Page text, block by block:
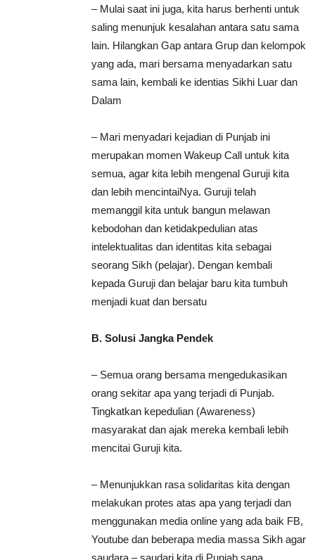
– Mulai saat ini juga, kita harus berhenti untuk
saling menunjuk kesalahan antara satu sama
lain. Hilangkan Gap antara Grup dan kelompok
yang ada, mari bersama menyadarkan satu
sama lain, kembali ke identias Sikhi Luar dan
Dalam
– Mari menyadari kejadian di Punjab ini
merupakan momen Wakeup Call untuk kita
semua, agar kita lebih mengenal Guruji kita
dan lebih mencintaiNya. Guruji telah
memanggil kita untuk bangun melawan
kebodohan dan ketidakpedulian atas
intelektualitas dan identitas kita sebagai
seorang Sikh (pelajar). Dengan kembali
kepada Guruji dan belajar baru kita tumbuh
menjadi kuat dan bersatu
B. Solusi Jangka Pendek
– Semua orang bersama mengedukasikan
orang sekitar apa yang terjadi di Punjab.
Tingkatkan kepedulian (Awareness)
masyarakat dan ajak mereka kembali lebih
mencitai Guruji kita.
– Menunjukkan rasa solidaritas kita dengan
melakukan protes atas apa yang terjadi dan
menggunakan media online yang ada baik FB,
Youtube dan beberapa media massa Sikh agar
saudara – saudari kita di Punjab sana